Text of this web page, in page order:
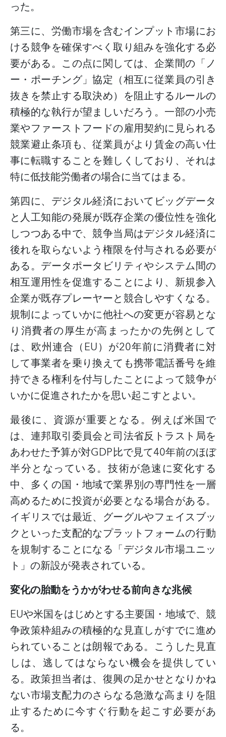
った。
第三に、労働市場を含むインプット市場にお
ける競争を確保すべく取り組みを強化する必
要がある。この点に関しては、企業間の「ノ
ー・ポーチング」協定（相互に従業員の引き
抜きを禁止する取決め）を阻止するルールの
積極的な執行が望ましいだろう。一部の小売
業やファーストフードの雇用契約に見られる
競業避止条項も、従業員がより賃金の高い仕
事に転職することを難しくしており、それは
特に低技能労働者の場合に当てはまる。
第四に、デジタル経済においてビッグデータ
と人工知能の発展が既存企業の優位性を強化
しつつある中で、競争当局はデジタル経済に
後れを取らないよう権限を付与される必要が
ある。データポータビリティやシステム間の
相互運用性を促進することにより、新規参入
企業が既存プレーヤーと競合しやすくなる。
規制によっていかに他社への変更が容易とな
り消費者の厚生が高まったかの先例として
は、欧州連合（EU）が20年前に消費者に対
して事業者を乗り換えても携帯電話番号を維
持できる権利を付与したことによって競争が
いかに促進されたかを思い起こすとよい。
最後に、資源が重要となる。例えば米国で
は、連邦取引委員会と司法省反トラスト局を
あわせた予算が対GDP比で見て40年前のほぼ
半分となっている。技術が急速に変化する
中、多くの国・地域で業界別の専門性を一層
高めるために投資が必要となる場合がある。
イギリスでは最近、グーグルやフェイスブッ
クといった支配的なプラットフォームの行動
を規制することになる「デジタル市場ユニッ
ト」の新設が発表されている。
変化の胎動をうかがわせる前向きな兆候
EUや米国をはじめとする主要国・地域で、競
争政策枠組みの積極的な見直しがすでに進め
られていることは朗報である。こうした見直
しは、逃してはならない機会を提供してい
る。政策担当者は、復興の足かせとなりかね
ない市場支配力のさらなる急激な高まりを阻
止するために今すぐ行動を起こす必要があ
る。